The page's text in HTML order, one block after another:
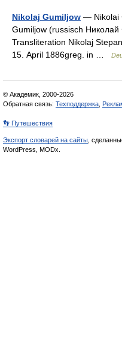
Nikolaj Gumiljow — Nikolai
Gumiljow (russisch Николай
Transliteration Nikolaj
15. April 1886greg. in …
© Академик, 2000-2026
Обратная связь: Техподдержка
👣 Путешествия
Экспорт словарей на сайты ,
WordPress, MODx.